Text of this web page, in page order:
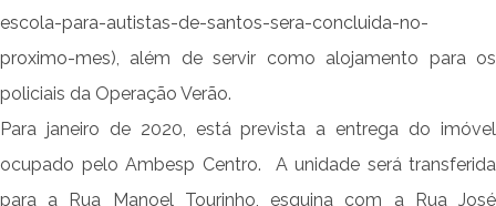
escola-para-autistas-de-santos-sera-concluida-no-
proximo-mes), além de servir como alojamento para os
policiais da Operação Verão.
Para janeiro de 2020, está prevista a entrega do imóvel
ocupado pelo Ambesp Centro.
A unidade será transferida
para a
Rua Manoel Tourinho, esquina com a Rua José